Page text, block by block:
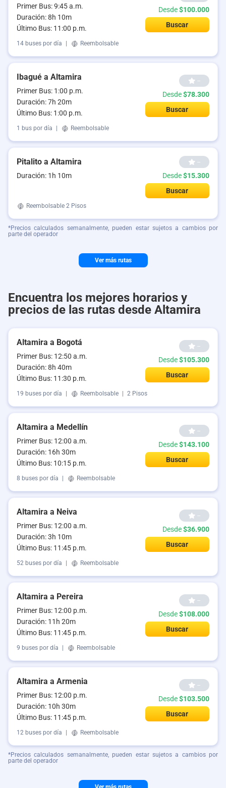
Primer Bus: 9:45 a.m.
Duración: 8h 10m
Último Bus: 11:00 p.m.
Desde$100.000
Buscar
14 buses por día Reembolsable
Ibagué a Altamira
Primer Bus: 1:00 p.m.
Duración: 7h 20m
Último Bus: 1:00 p.m.
--
Desde$78.300
Buscar
1 bus por día Reembolsable
Pitalito a Altamira
Duración: 1h 10m
--
Desde$15.300
Buscar
Reembolsable 2 Pisos
*Precios calculados semanalmente, pueden estar sujetos a cambios por
parte del operador
Ver más rutas
Encuentra los mejores horarios y
precios de las rutas desde Altamira
Altamira a Bogotá
Primer Bus: 12:50 a.m.
Duración: 8h 40m
Último Bus: 11:30 p.m.
--
Desde$105.300
Buscar
19 buses por día Reembolsable 2 Pisos
Altamira a Medellín
Primer Bus: 12:00 a.m.
Duración: 16h 30m
Último Bus: 10:15 p.m.
--
Desde$143.100
Buscar
8 buses por día Reembolsable
Altamira a Neiva
Primer Bus: 12:00 a.m.
Duración: 3h 10m
Último Bus: 11:45 p.m.
--
Desde$36.900
Buscar
52 buses por día Reembolsable
Altamira a Pereira
Primer Bus: 12:00 p.m.
Duración: 11h 20m
Último Bus: 11:45 p.m.
--
Desde$108.000
Buscar
9 buses por día Reembolsable
Altamira a Armenia
Primer Bus: 12:00 p.m.
Duración: 10h 30m
Último Bus: 11:45 p.m.
--
Desde$103.500
Buscar
12 buses por día Reembolsable
*Precios calculados semanalmente, pueden estar sujetos a cambios por
parte del operador